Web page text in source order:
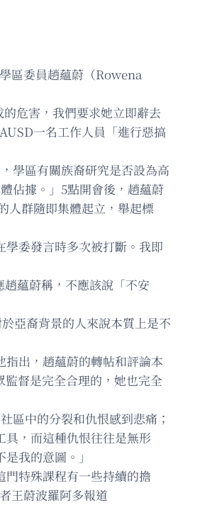
區委員趙蘊蔚（Rowena
危害，我們要求她立即辭去
一名工作人員「進行惡搞
學區有關族裔研究是否設為高
佔據。」5點開會後，趙蘊蔚
人群隨即集體起立，舉起標
委發言時多次被打斷。我即
蘊蔚稱，不應該說「不安
亞裔背景的人來說本質上是不
出，趙蘊蔚的轉帖和評論本
督是完全合理的，她也完全
區中的分裂和仇恨感到悲痛；
具，而這種仇恨往往是無形
我的意圖。」
特殊課程有一些持續的擔
王蔚波羅阿多報道